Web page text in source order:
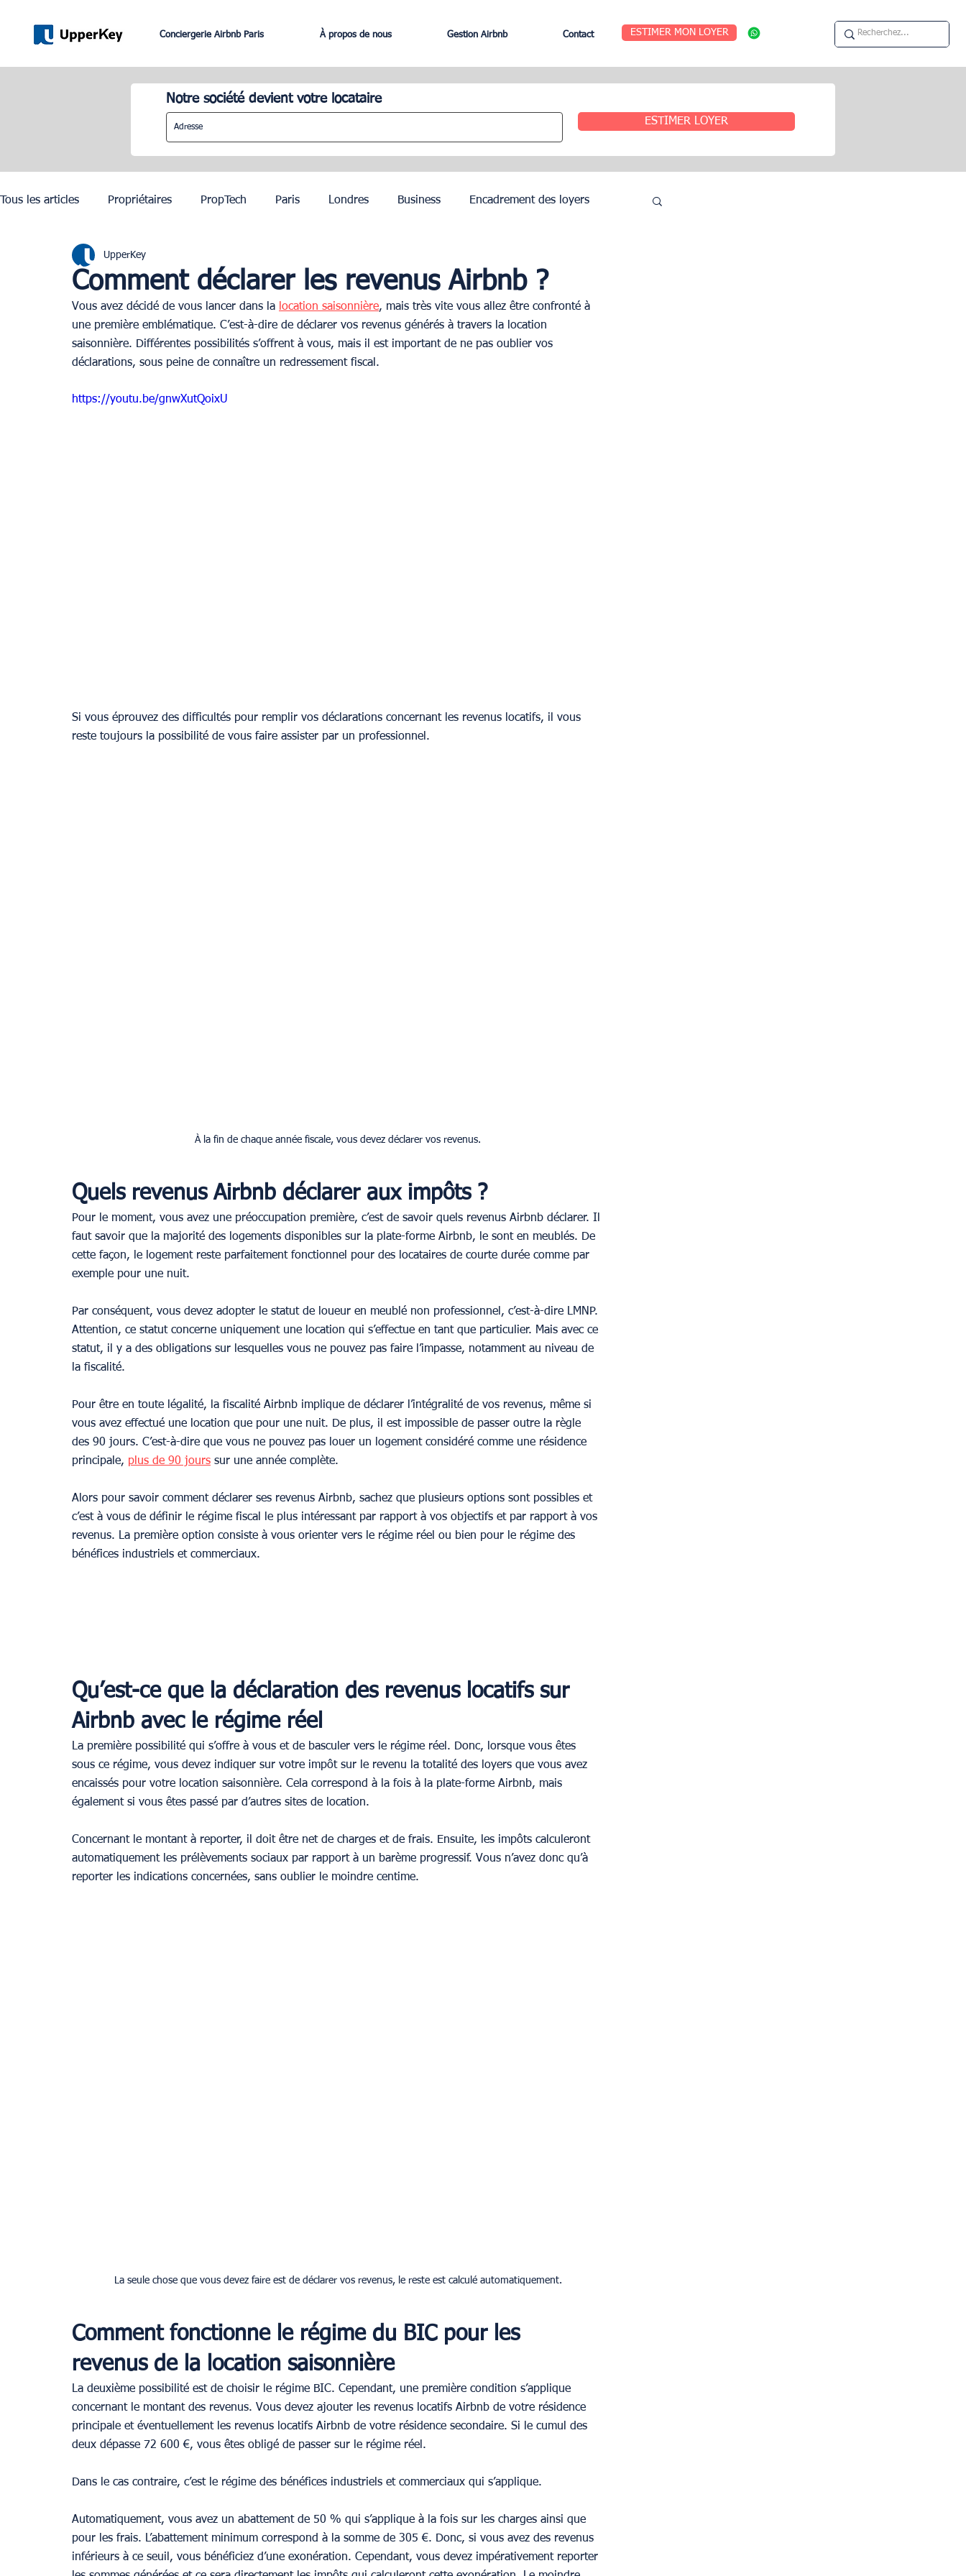
Conciergerie Airbnb Paris À propos de nous Gestion Airbnb Contact ESTIMER MON LOYER
Notre société devient votre locataire
ESTIMER LOYER
Tous les articles Propriétaires PropTech Paris Londres Business Encadrement des loyers
Dubai
Geneva
Comment déclarer les revenus Airbnb ?
UpperKey
Vous avez décidé de vous lancer dans la location saisonnière, mais très vite vous allez être confronté à
une première emblématique. C’est-à-dire de déclarer vos revenus générés à travers la location
saisonnière. Différentes possibilités s’offrent à vous, mais il est important de ne pas oublier vos
déclarations, sous peine de connaître un redressement fiscal.
https://youtu.be/gnwXutQoixU
Si vous éprouvez des difficultés pour remplir vos déclarations concernant les revenus locatifs, il vous
reste toujours la possibilité de vous faire assister par un professionnel.
À la fin de chaque année fiscale, vous devez déclarer vos revenus.
Quels revenus Airbnb déclarer aux impôts ?
Pour le moment, vous avez une préoccupation première, c’est de savoir quels revenus Airbnb déclarer. Il
faut savoir que la majorité des logements disponibles sur la plate-forme Airbnb, le sont en meublés. De
cette façon, le logement reste parfaitement fonctionnel pour des locataires de courte durée comme par
exemple pour une nuit.
Par conséquent, vous devez adopter le statut de loueur en meublé non professionnel, c’est-à-dire LMNP.
Attention, ce statut concerne uniquement une location qui s’effectue en tant que particulier. Mais avec ce
statut, il y a des obligations sur lesquelles vous ne pouvez pas faire l’impasse, notamment au niveau de
la fiscalité.
Pour être en toute légalité, la fiscalité Airbnb implique de déclarer l’intégralité de vos revenus, même si
vous avez effectué une location que pour une nuit. De plus, il est impossible de passer outre la règle
des 90 jours. C’est-à-dire que vous ne pouvez pas louer un logement considéré comme une résidence
principale, plus de 90 jours sur une année complète.
Alors pour savoir comment déclarer ses revenus Airbnb, sachez que plusieurs options sont possibles et
c’est à vous de définir le régime fiscal le plus intéressant par rapport à vos objectifs et par rapport à vos
revenus. La première option consiste à vous orienter vers le régime réel ou bien pour le régime des
bénéfices industriels et commerciaux.
Qu’est-ce que la déclaration des revenus locatifs sur
Airbnb avec le régime réel
La première possibilité qui s’offre à vous et de basculer vers le régime réel. Donc, lorsque vous êtes
sous ce régime, vous devez indiquer sur votre impôt sur le revenu la totalité des loyers que vous avez
encaissés pour votre location saisonnière. Cela correspond à la fois à la plate-forme Airbnb, mais
également si vous êtes passé par d’autres sites de location.
Concernant le montant à reporter, il doit être net de charges et de frais. Ensuite, les impôts calculeront
automatiquement les prélèvements sociaux par rapport à un barème progressif. Vous n’avez donc qu’à
reporter les indications concernées, sans oublier le moindre centime.
La seule chose que vous devez faire est de déclarer vos revenus, le reste est calculé automatiquement.
Comment fonctionne le régime du BIC pour les
revenus de la location saisonnière
La deuxième possibilité est de choisir le régime BIC. Cependant, une première condition s’applique
concernant le montant des revenus. Vous devez ajouter les revenus locatifs Airbnb de votre résidence
principale et éventuellement les revenus locatifs Airbnb de votre résidence secondaire. Si le cumul des
deux dépasse 72 600 €, vous êtes obligé de passer sur le régime réel.
Dans le cas contraire, c’est le régime des bénéfices industriels et commerciaux qui s’applique.
Automatiquement, vous avez un abattement de 50 % qui s’applique à la fois sur les charges ainsi que
pour les frais. L’abattement minimum correspond à la somme de 305 €. Donc, si vous avez des revenus
inférieurs à ce seuil, vous bénéficiez d’une exonération. Cependant, vous devez impérativement reporter